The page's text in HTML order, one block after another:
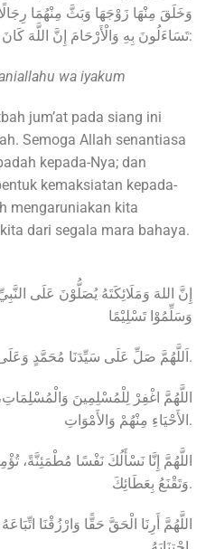
وَخَلَقَ مِنْهَا زَوْجَهَا وَبَثَّ مِنْهُمَا رِجَالًا
تَسَاءَلُونَ بِهِ وَالْأَرْحَامَ إِنَّ اللَّهَ كَانَ عَلَيْكُمْ رَقِيبًا.أَمَّا بَعْدُ:
wa iyakum
jum’at pada siang ini
Semoga Allah senantiasa
kepada-Nya; dan
kemaksiatan kepada-
mengaruniakan kita
dari segala mara bahaya.
إِنَّ اللهَ وَمَلَائِكَتَهُ يُصَلُّوْنَ عَلَى
وَسَلِّمُوْا تَسْلِيْمًا
اَللَّهُمَّ صَلِّ عَلَى سَيِّدَنَا مُحَمَّدٍ وَعَلَى أَلِ سَيِّدَنَا مُحَمَّدٍ.
اللَّهُمَّ اغْفِرْ لِلْمُسْلِمِينَ
الأَحْيَاءِ مِنْهُمْ وَالأَمْوَاتِ.
اللَّهُمَّ إِنَّا نَسْأَلُكَ نَفْسًا مُطْمَئِنَّةً،
وَتَقْنَعُ بِعَطَائِكَ.
اللَّهُمَّ أَرِنَا الْحَقَّ حَقًّا وَارْزُقْنَا